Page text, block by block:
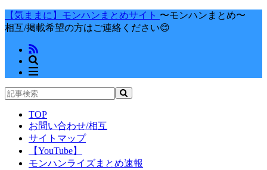
【気ままに】モンハンまとめサイト 〜モンハンまとめ〜
相互/掲載希望の方はご連絡ください😊
TOP
お問い合わせ/相互
サイトマップ
【YouTube】
モンハンライズまとめ速報